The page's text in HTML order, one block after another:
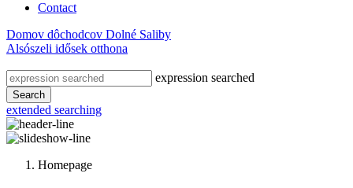
Contact
Domov dôchodcov Dolné Saliby
Alsószeli idősek otthona
expression searched
Search
extended searching
Homepage